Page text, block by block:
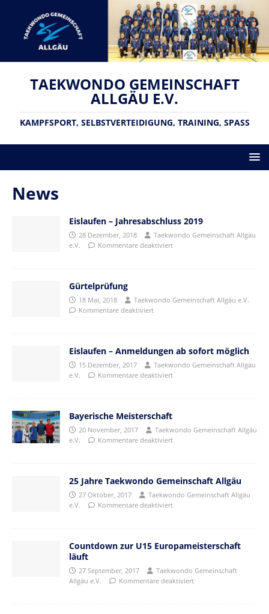
TAEKWONDO GEMEINSCHAFT
ALLGÄU E.V.
KAMPFSPORT, SELBSTVERTEIDIGUNG, TRAINING, SPASS
News
Eislaufen – Jahresabschluss 2019
28 Dezember, 2018
Taekwondo Gemeinschaft Allgäu
e.V.
Kommentare deaktiviert
Gürtelprüfung
18 Mai, 2018
Taekwondo Gemeinschaft Allgäu e.V.
Kommentare deaktiviert
Eislaufen – Anmeldungen ab sofort möglich
15 Dezember, 2017
Taekwondo Gemeinschaft Allgäu
e.V.
Kommentare deaktiviert
Bayerische Meisterschaft
20 November, 2017
Taekwondo Gemeinschaft Allgäu
e.V.
Kommentare deaktiviert
25 Jahre Taekwondo Gemeinschaft Allgäu
27 Oktober, 2017
Taekwondo Gemeinschaft Allgäu
e.V.
Kommentare deaktiviert
Countdown zur U15 Europameisterschaft
läuft
27 September, 2017
Taekwondo Gemeinschaft
Allgäu e.V.
Kommentare deaktiviert